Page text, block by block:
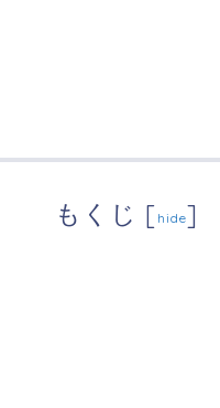
もくじ [ hide]